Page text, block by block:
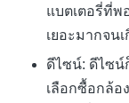
แบตเตอรี่ที่พ
เยอะมากจน
ดีไซน์: ดีไซน์
เลือกซื้อกล้อ